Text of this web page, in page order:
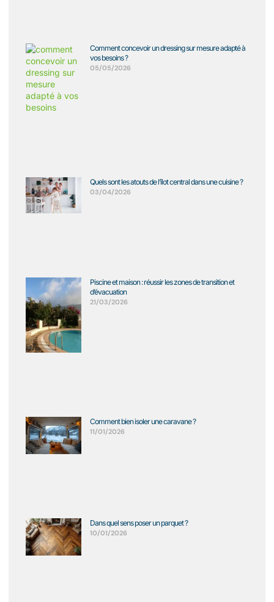
Comment concevoir un dressing sur mesure adapté à
vos besoins ?
05/05/2026
Quels sont les atouts de l’îlot central dans une cuisine ?
03/04/2026
Piscine et maison : réussir les zones de transition et
d’évacuation
21/03/2026
Comment bien isoler une caravane ?
11/01/2026
Dans quel sens poser un parquet ?
10/01/2026